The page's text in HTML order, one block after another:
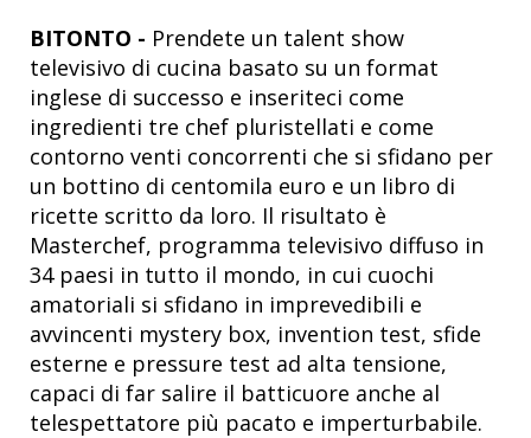
BITONTO - Prendete un talent show
televisivo di cucina basato su un format
inglese di successo e inseriteci come
ingredienti tre chef pluristellati e come
contorno venti concorrenti che si sfidano per
un bottino di centomila euro e un libro di
ricette scritto da loro. Il risultato è
Masterchef, programma televisivo diffuso in
34 paesi in tutto il mondo, in cui cuochi
amatoriali si sfidano in imprevedibili e
avvincenti mystery box, invention test, sfide
esterne e pressure test ad alta tensione,
capaci di far salire il batticuore anche al
telespettatore più pacato e imperturbabile.